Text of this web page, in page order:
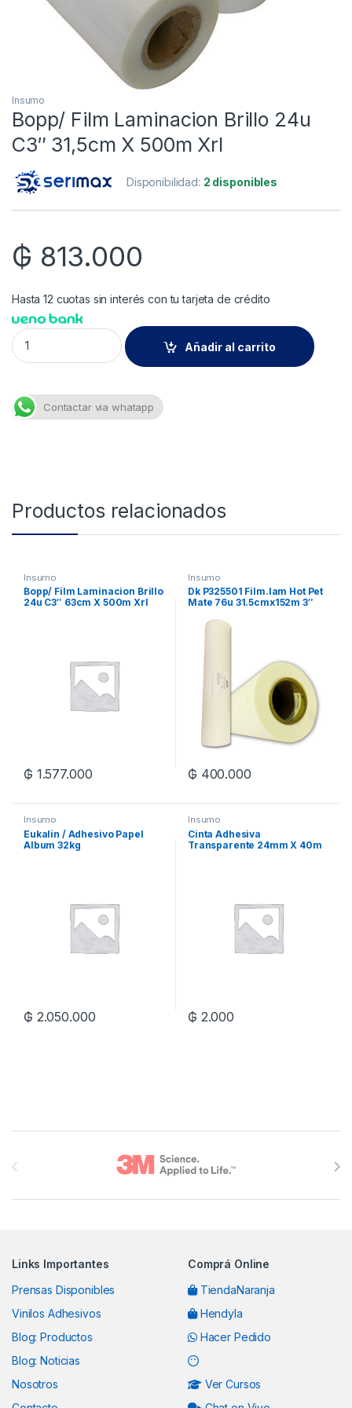
Insumo
Bopp/ Film Laminacion Brillo 24u
C3″ 31,5cm X 500m Xrl
Disponibilidad: 2 disponibles
₲ 813.000
Hasta 12 cuotas sin interés con tu tarjeta de crédito
Bopp/ Film Laminacion Brillo 24u C3" 31,5cm X 500m Xrl
Añadir al carrito
Contactar via whatapp
Productos relacionados
Insumo
Bopp/ Film Laminacion Brillo
24u C3″ 63cm X 500m Xrl
₲ 1.577.000
Insumo
Dk P325501 Film.lam Hot Pet
Mate 76u 31.5cmx152m 3″
₲ 400.000
Insumo
Eukalin / Adhesivo Papel
Album 32kg
₲ 2.050.000
Insumo
Cinta Adhesiva
Transparente 24mm X 40m
₲ 2.000
Links Importantes
Prensas Disponibles
Vinilos Adhesivos
Blog: Productos
Blog: Noticias
Nosotros
Comprá Online
TiendaNaranja
Hendyla
Hacer Pedido
Ver Cursos